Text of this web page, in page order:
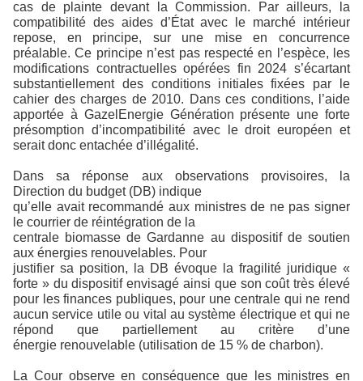
cas de plainte devant la Commission. Par ailleurs, la
compatibilité des aides d’État avec le marché intérieur
repose, en principe, sur une mise en concurrence
préalable. Ce principe n’est pas respecté en l’espèce, les
modifications contractuelles opérées fin 2024 s’écartant
substantiellement des conditions initiales fixées par le
cahier des charges de 2010. Dans ces conditions, l’aide
apportée à GazelEnergie Génération présente une forte
présomption d’incompatibilité avec le droit européen et
serait donc entachée d’illégalité.
Dans sa réponse aux observations provisoires, la
Direction du budget (DB) indique
qu’elle avait recommandé aux ministres de ne pas signer
le courrier de réintégration de la
centrale biomasse de Gardanne au dispositif de soutien
aux énergies renouvelables. Pour
justifier sa position, la DB évoque la fragilité juridique «
forte » du dispositif envisagé ainsi que son coût très élevé
pour les finances publiques, pour une centrale qui ne rend
aucun service utile ou vital au système électrique et qui ne
répond que partiellement au critère d’une
énergie renouvelable (utilisation de 15 % de charbon).
La Cour observe en conséquence que les ministres en